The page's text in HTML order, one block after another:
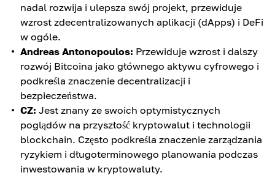
nadal rozwija i ulepsza swój projekt, przewiduje
wzrost zdecentralizowanych aplikacji (dApps) i DeFi
w ogóle.
Andreas Antonopoulos: Przewiduje wzrost i dalszy
rozwój Bitcoina jako głównego aktywu cyfrowego i
podkreśla znaczenie decentralizacji i
bezpieczeństwa.
CZ: Jest znany ze swoich optymistycznych
poglądów na przyszłość kryptowalut i technologii
blockchain. Często podkreśla znaczenie zarządzania
ryzykiem i długoterminowego planowania podczas
inwestowania w kryptowaluty.